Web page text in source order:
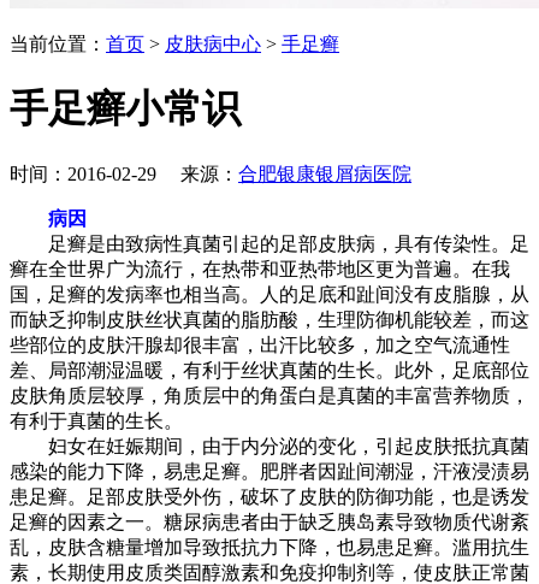
当前位置： 首页 > 皮肤病中心 > 手足癣
手足癣小常识
时间：2016-02-29 来源： 合肥银康银屑病医院
病因
足癣是由致病性真菌引起的足部皮肤病，具有传染性。足
癣在全世界广为流行，在热带和亚热带地区更为普遍。在我
国，足癣的发病率也相当高。人的足底和趾间没有皮脂腺，从
而缺乏抑制皮肤丝状真菌的脂肪酸，生理防御机能较差，而这
些部位的皮肤汗腺却很丰富，出汗比较多，加之空气流通性
差、局部潮湿温暖，有利于丝状真菌的生长。此外，足底部位
皮肤角质层较厚，角质层中的角蛋白是真菌的丰富营养物质，
有利于真菌的生长。
妇女在妊娠期间，由于内分泌的变化，引起皮肤抵抗真菌
感染的能力下降，易患足癣。肥胖者因趾间潮湿，汗液浸渍易
患足癣。足部皮肤受外伤，破坏了皮肤的防御功能，也是诱发
足癣的因素之一。糖尿病患者由于缺乏胰岛素导致物质代谢紊
乱，皮肤含糖量增加导致抵抗力下降，也易患足癣。滥用抗生
素，长期使用皮质类固醇激素和免疫抑制剂等，使皮肤正常菌